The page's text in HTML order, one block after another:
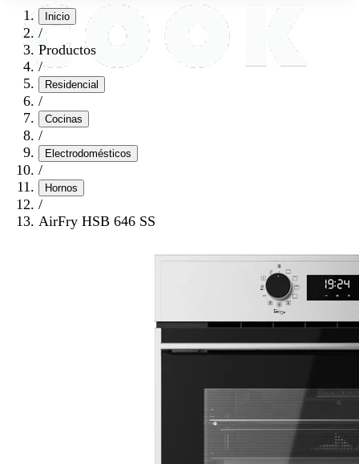
Inicio
/
Productos
/
Residencial
/
Cocinas
/
Electrodomésticos
/
Hornos
/
AirFry HSB 646 SS